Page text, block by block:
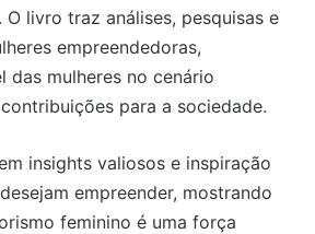
livro traz análises, pesquisas e
empreendedoras,
das mulheres no cenário
para a sociedade.
insights valiosos e inspiração
empreender, mostrando
feminino é uma força